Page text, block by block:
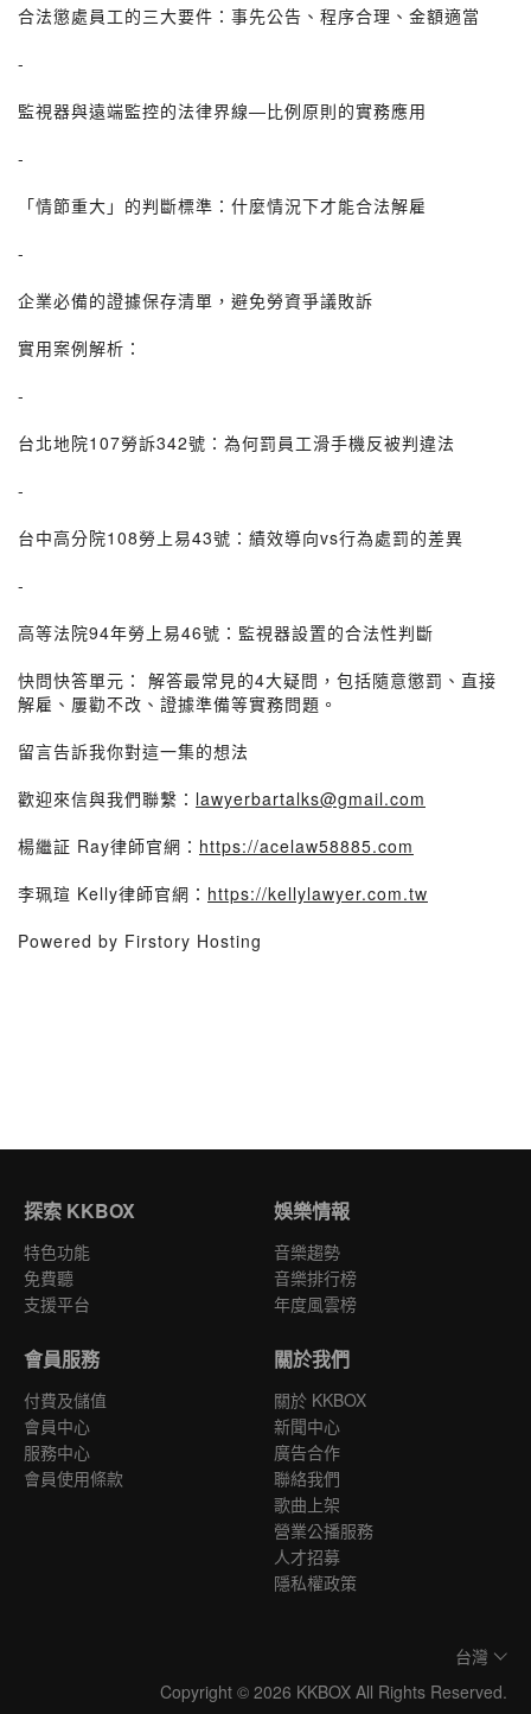
合法懲處員工的三大要件：事先公告、程序合理、金額適當
-
監視器與遠端監控的法律界線—比例原則的實務應用
-
「情節重大」的判斷標準：什麼情況下才能合法解雇
-
企業必備的證據保存清單，避免勞資爭議敗訴
實用案例解析：
-
台北地院107勞訴342號：為何罰員工滑手機反被判違法
-
台中高分院108勞上易43號：績效導向vs行為處罰的差異
-
高等法院94年勞上易46號：監視器設置的合法性判斷
快問快答單元： 解答最常見的4大疑問，包括隨意懲罰、直接
解雇、屢勸不改、證據準備等實務問題。
留言告訴我你對這一集的想法
歡迎來信與我們聯繫： lawyerbartalks@gmail.com
楊繼証 Ray律師官網： https://acelaw58885.com
李珮瑄 Kelly律師官網： https://kellylawyer.com.tw
Powered by Firstory Hosting
探索 KKBOX
特色功能
免費聽
支援平台
娛樂情報
音樂趨勢
音樂排行榜
年度風雲榜
會員服務
付費及儲值
會員中心
服務中心
會員使用條款
關於我們
關於 KKBOX
新聞中心
廣告合作
聯絡我們
歌曲上架
營業公播服務
人才招募
隱私權政策
台灣
Copyright © 2026 KKBOX All Rights Reserved.